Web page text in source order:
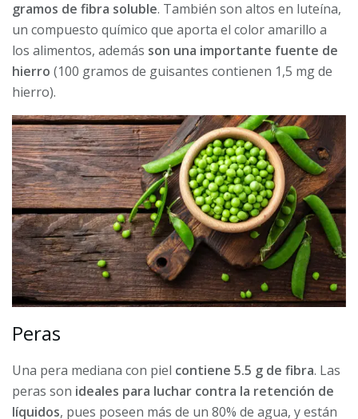
gramos de fibra soluble. También son altos en luteína,
un compuesto químico que aporta el color amarillo a
los alimentos, además son una importante fuente de
hierro (100 gramos de guisantes contienen 1,5 mg de
hierro).
Peras
Una pera mediana con piel contiene 5.5 g de fibra. Las
peras son ideales para luchar contra la retención de
líquidos, pues poseen más de un 80% de agua, y están